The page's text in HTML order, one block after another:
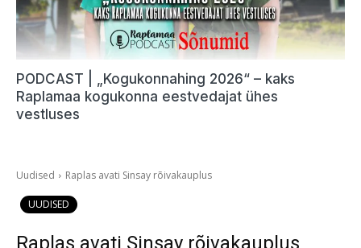
PODCAST | „Kogukonnahing 2026“ – kaks
Raplamaa kogukonna eestvedajat ühes
vestluses